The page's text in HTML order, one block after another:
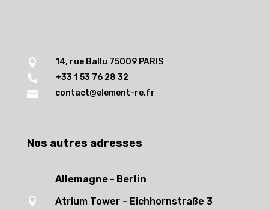
 14, rue Ballu 75009 PARIS
 +33 1 53 76 28 32
 contact@element-re.fr
Nos autres adresses
Allemagne - Berlin

Atrium Tower - Eichhornstraße 3